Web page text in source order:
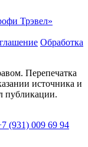
Трэвeл»
Обработка
Перепечатка
источника и
публикации.
(931) 009 69 94